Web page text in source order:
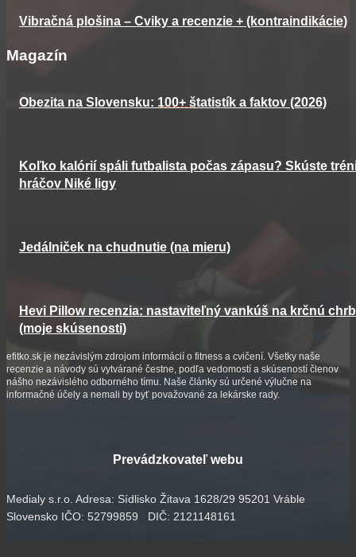
Vibračná plošina – Cviky a recenzie + (kontraindikácie)
Magazín
Obezita na Slovensku: 100+ štatistík a faktov (2026)
Koľko kalórií spáli futbalista počas zápasu? Skúste
hráčov Niké ligy
Jedálniček na chudnutie (na mieru)
Hevi Pillow recenzia: nastaviteľný vankúš na krčnú
(moje skúsenosti)
efitko.sk je nezávislým zdrojom informácií o fitness a cvičení. Všetky naše
recenzie a návody sú vytvárané čestne, podľa vedomostí a skúseností členov
nášho nezávislého odborného tímu. Naše články sú určené výlučne na
informačné účely a nemali by byť považované za lekárske rady.
Prevádzkovateľ webu
Medialy s.r.o. Adresa: Sídlisko Žitava 1628/29 95201 Vráble
Slovensko IČO: 52799859 DIČ: 2121148161